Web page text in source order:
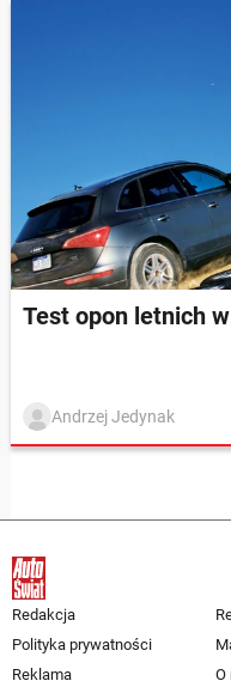
Test opon letnich
Andrzej Jedynak
Redakcja
Polityka prywatności
Reklama
O